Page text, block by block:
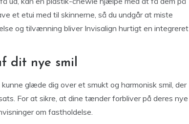
et etui med til skinnerne, så du undgår at miste
og tilvænning bliver Invisalign hurtigt en integreret
dit nye smil
glæde dig over et smukt og harmonisk smil, der
For at sikre, at dine tænder forbliver på deres nye
om fastholdelse.